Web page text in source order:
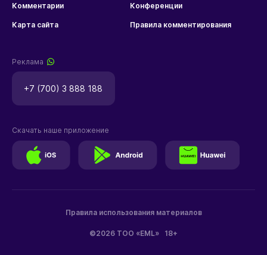
Комментарии Конференции
Карта сайта Правила комментирования
Реклама
+7 (700) 3 888 188
©2026 ТОО «EML» 18+
Правила использования материалов
Скачать наше приложение